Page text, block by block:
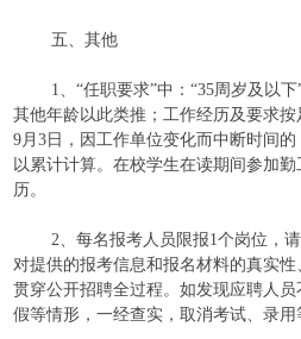
五、其他
1、“任职要求”中：“35周岁及以
其他年龄以此类推；工作经历及要求
9月3日，因工作单位变化而中断时间
以累计计算。在校学生在读期间参加
历。
2、每名报考人员限报1个岗位，
对提供的报考信息和报名材料的真实
贯穿公开招聘全过程。如发现应聘人
假等情形，一经查实，取消考试、录用